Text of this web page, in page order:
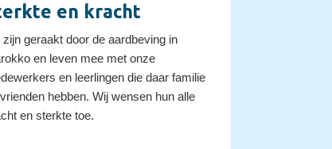
en kracht
zijn geraakt door de aardbeving in
en leven mee met onze
en leerlingen die daar familie
hebben. Wij wensen hun alle
en sterkte toe.